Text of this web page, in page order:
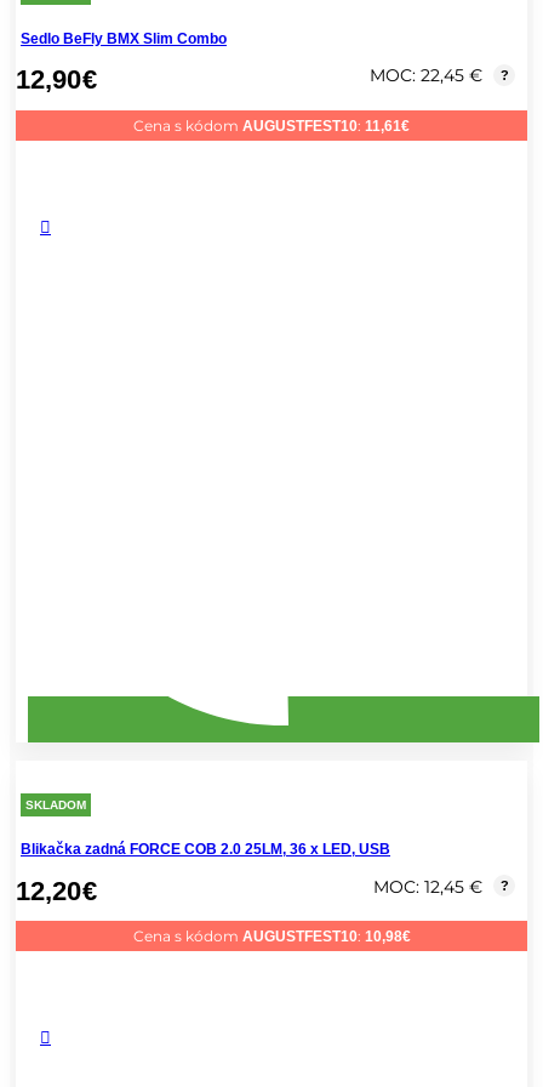
Sedlo BeFly BMX Slim Combo
12,90€ MOC: 22,45 € ?
Cena s kódom AUGUSTFEST10: 11,61€
SKLADOM
Blikačka zadná FORCE COB 2.0 25LM, 36 x LED, USB
12,20€ MOC: 12,45 € ?
Cena s kódom AUGUSTFEST10: 10,98€